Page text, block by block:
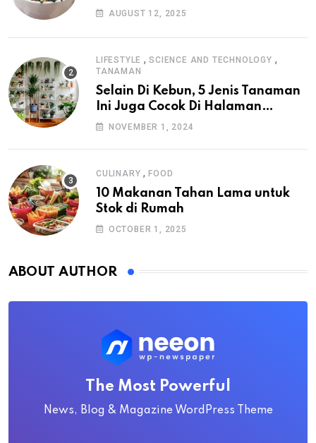
AUGUST 12, 2025
LIFESTYLE ,SCIENCE AND TECHNOLOGY ,
TANAMAN
Selain Di Kebun, 5 Jenis Tanaman
Ini Juga Cocok Di Halaman
Rumah
NOVEMBER 1, 2024
CULINARY ,FOOD
10 Makanan Tahan Lama untuk
Stok di Rumah
OCTOBER 1, 2025
ABOUT AUTHOR
The Most Powerful
News, Blog & Magazine WordPress Theme